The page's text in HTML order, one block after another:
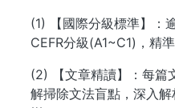
(1) 【國際分級標準】：
CEFR分級(A1~C1)，精
(2) 【文章精讀】：每篇
解掃除文法盲點，深入